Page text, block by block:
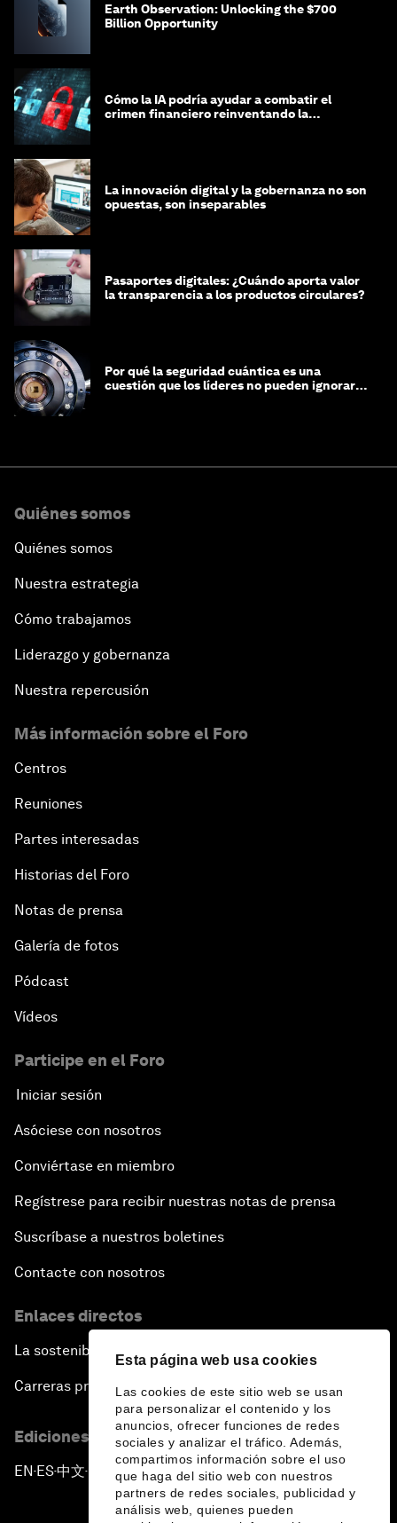
Esta página web usa cookies
Las cookies de este sitio web se usan
para personalizar el contenido y los
anuncios, ofrecer funciones de redes
sociales y analizar el tráfico. Además,
compartimos información sobre el uso
que haga del sitio web con nuestros
partners de redes sociales, publicidad y
análisis web, quienes pueden
Earth Observation: Unlocking the $700
Billion Opportunity
Cómo la IA podría ayudar a combatir el
crimen financiero reinventando la
La innovación digital y la gobernanza no son
opuestas, son inseparables
Pasaportes digitales: ¿Cuándo aporta valor
la transparencia a los productos circulares?
Por qué la seguridad cuántica es una
cuestión que los líderes no pueden ignorar
Quiénes somos
Quiénes somos
Nuestra estrategia
Cómo trabajamos
Liderazgo y gobernanza
Nuestra repercusión
Más información sobre el Foro
Centros
Reuniones
Partes interesadas
Historias del Foro
Notas de prensa
Galería de fotos
Pódcast
Vídeos
Participe en el Foro
Iniciar sesión
Asóciese con nosotros
Conviértase en miembro
Regístrese para recibir nuestras notas de prensa
Suscríbase a nuestros boletines
Contacte con nosotros
Enlaces directos
La sostenibilidad en el Foro
Carreras profesionales
Ediciones en otros idiomas
EN ▪ES▪中文▪ 日本語